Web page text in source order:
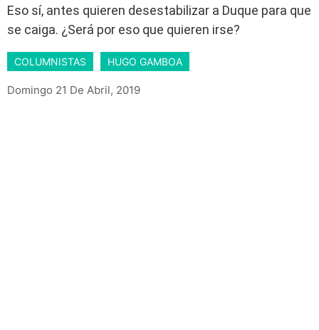
Eso sí, antes quieren desestabilizar a Duque para que
se caiga. ¿Será por eso que quieren irse?
COLUMNISTAS HUGO GAMBOA
Domingo 21 De Abril, 2019